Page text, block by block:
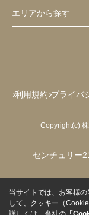
エリアから探す
利用規約 プライバ
Copyright(c)
センチュリー
当サイトでは、お客様
して、クッキー（